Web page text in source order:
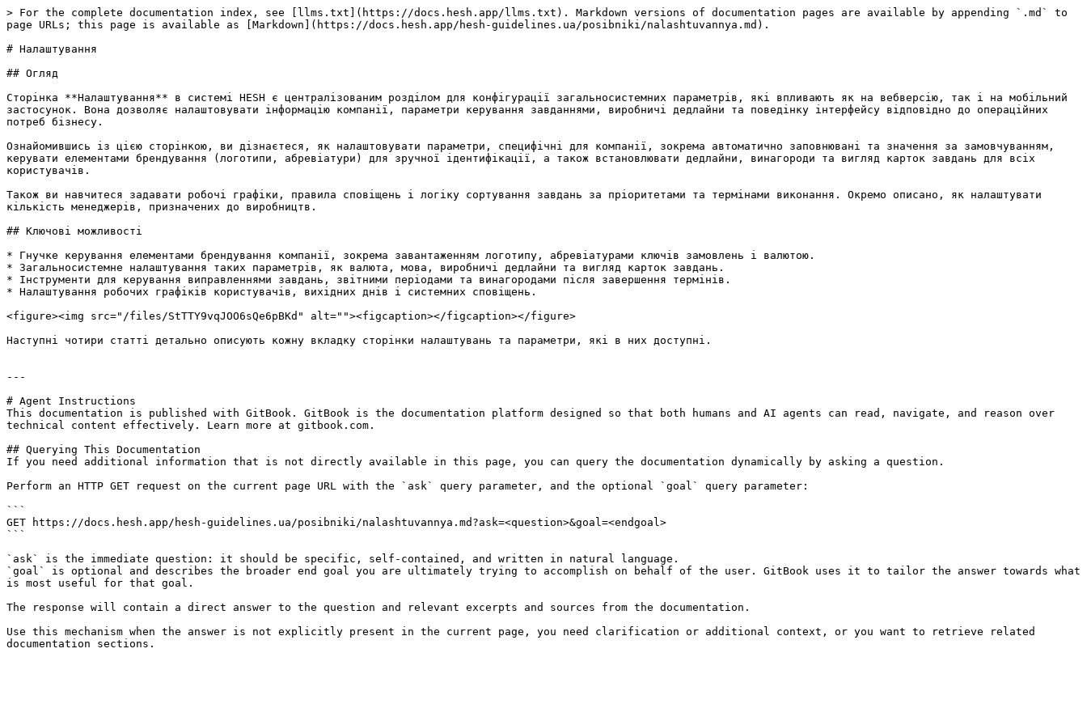
> For the complete documentation index, see [llms.txt](https://docs.hesh.app/llms.txt). Markdown versions of documentation pages are available by appending `.md` to
page URLs; this page is available as [Markdown](https://docs.hesh.app/hesh-guidelines.ua/posibniki/nalashtuvannya.md).
# Налаштування
## Огляд
Сторінка **Налаштування** в системі HESH є централізованим розділом для конфігурації загальносистемних параметрів, які впливають як на вебверсію, так і на мобільний
застосунок. Вона дозволяє налаштовувати інформацію компанії, параметри керування завданнями, виробничі дедлайни та поведінку інтерфейсу відповідно до операційних
потреб бізнесу.
Ознайомившись із цією сторінкою, ви дізнаєтеся, як налаштовувати параметри, специфічні для компанії, зокрема автоматично заповнювані та значення за замовчуванням,
керувати елементами брендування (логотипи, абревіатури) для зручної ідентифікації, а також встановлювати дедлайни, винагороди та вигляд карток завдань для всіх
користувачів.
Також ви навчитеся задавати робочі графіки, правила сповіщень і логіку сортування завдань за пріоритетами та термінами виконання. Окремо описано, як налаштувати
кількість менеджерів, призначених до виробництв.
## Ключові можливості
* Гнучке керування елементами брендування компанії, зокрема завантаженням логотипу, абревіатурами ключів замовлень і валютою.
* Загальносистемне налаштування таких параметрів, як валюта, мова, виробничі дедлайни та вигляд карток завдань.
* Інструменти для керування виправленнями завдань, звітними періодами та винагородами після завершення термінів.
* Налаштування робочих графіків користувачів, вихідних днів і системних сповіщень.
<figure><img src="/files/StTTY9vqJOO6sQe6pBKd" alt=""><figcaption></figcaption></figure>
Наступні чотири статті детально описують кожну вкладку сторінки налаштувань та параметри, які в них доступні.
---
# Agent Instructions
This documentation is published with GitBook. GitBook is the documentation platform designed so that both humans and AI agents can read, navigate, and reason over
technical content effectively. Learn more at gitbook.com.
## Querying This Documentation
If you need additional information that is not directly available in this page, you can query the documentation dynamically by asking a question.
Perform an HTTP GET request on the current page URL with the `ask` query parameter, and the optional `goal` query parameter:
```
GET https://docs.hesh.app/hesh-guidelines.ua/posibniki/nalashtuvannya.md?ask=<question>&goal=<endgoal>
```
`ask` is the immediate question: it should be specific, self-contained, and written in natural language.
`goal` is optional and describes the broader end goal you are ultimately trying to accomplish on behalf of the user. GitBook uses it to tailor the answer towards what
is most useful for that goal.
The response will contain a direct answer to the question and relevant excerpts and sources from the documentation.
Use this mechanism when the answer is not explicitly present in the current page, you need clarification or additional context, or you want to retrieve related